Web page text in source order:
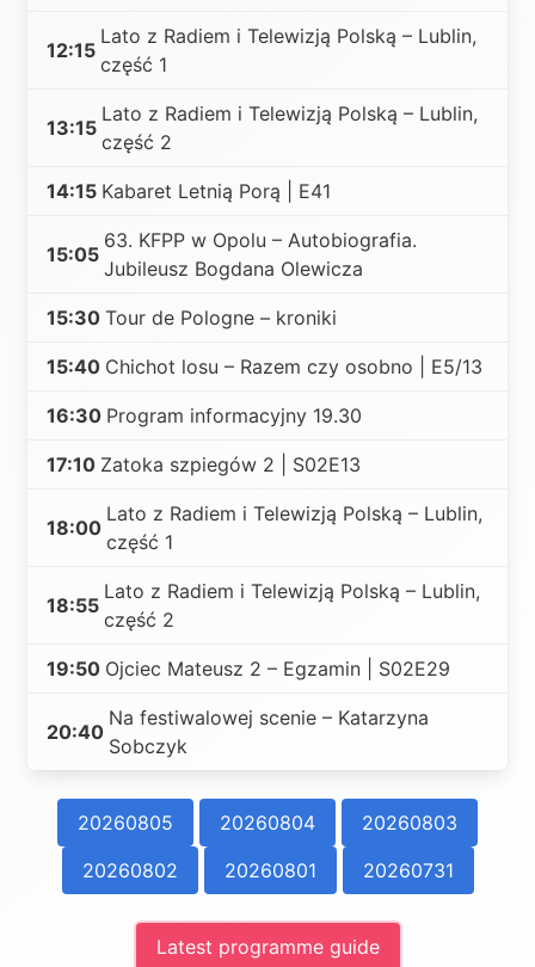
12:15
Lato z Radiem i Telewizją Polską – Lublin,
część 1
13:15
Lato z Radiem i Telewizją Polską – Lublin,
część 2
14:15 Kabaret Letnią Porą | E41
15:05
63. KFPP w Opolu – Autobiografia.
Jubileusz Bogdana Olewicza
15:30 Tour de Pologne – kroniki
15:40 Chichot losu – Razem czy osobno | E5/13
16:30 Program informacyjny 19.30
17:10 Zatoka szpiegów 2 | S02E13
18:00
Lato z Radiem i Telewizją Polską – Lublin,
część 1
18:55
Lato z Radiem i Telewizją Polską – Lublin,
część 2
19:50 Ojciec Mateusz 2 – Egzamin | S02E29
20:40
Na festiwalowej scenie – Katarzyna
Sobczyk
20260805 20260804
20260803
20260802
20260801 20260731
Latest programme guide